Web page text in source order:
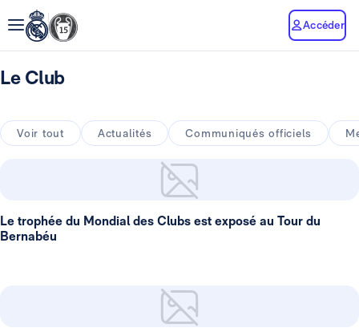
Accéder
Le Club
Voir tout Actualités Communiqués officiels
Le trophée du Mondial des Clubs est exposé au Tour du
Bernabéu